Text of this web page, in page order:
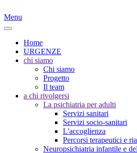
Menu
Home
URGENZE
chi siamo
Chi siamo
Progetto
Il team
a chi rivolgersi
La psichiatria per adulti
Servizi sanitari
Servizi socio-sanitari
L'accoglienza
Percorsi terapeutici e
Neuropsichiatria infantile e